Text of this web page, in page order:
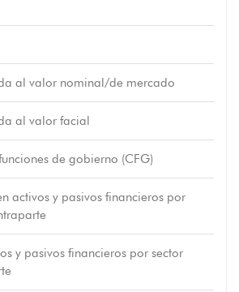
al valor nominal/de mercado
al valor facial
de gobierno (CFG)
activos y pasivos financieros por
y pasivos financieros por sector